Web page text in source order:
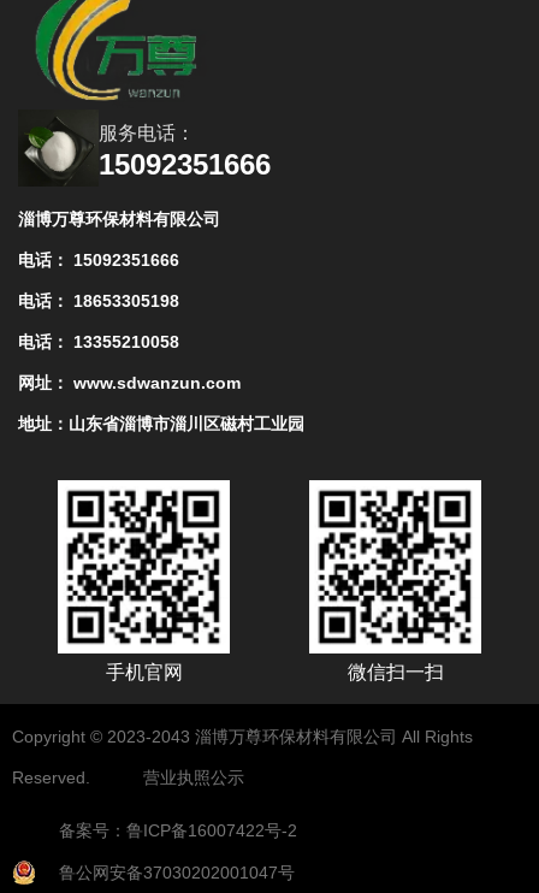
服务电话：
15092351666
淄博万尊环保材料有限公司
电话： 15092351666
电话： 18653305198
电话： 13355210058
网址： www.sdwanzun.com
地址：山东省淄博市淄川区磁村工业园
手机官网 微信扫一扫
Copyright © 2023-2043 淄博万尊环保材料有限公司 All Rights
Reserved. 营业执照公示
备案号：鲁ICP备16007422号-2
鲁公网安备37030202001047号